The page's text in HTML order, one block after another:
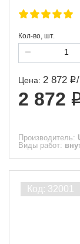
Кол-во, шт.
Цена: 2 872 /
2 872
Производитель:
Виды работ: